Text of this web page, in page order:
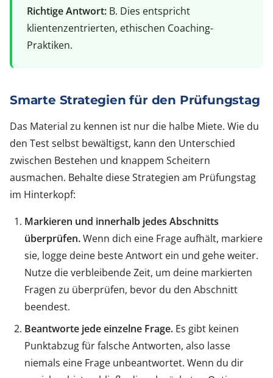
Richtige Antwort: B. Dies entspricht
klientenzentrierten, ethischen Coaching-
Praktiken.
Smarte Strategien für den Prüfungstag
Das Material zu kennen ist nur die halbe Miete. Wie du
den Test selbst bewältigst, kann den Unterschied
zwischen Bestehen und knappem Scheitern
ausmachen. Behalte diese Strategien am Prüfungstag
im Hinterkopf:
Markieren und innerhalb jedes Abschnitts
überprüfen.Wenn dich eine Frage aufhält, markiere
sie, logge deine beste Antwort ein und gehe weiter.
Nutze die verbleibende Zeit, um deine markierten
Fragen zu überprüfen, bevor du den Abschnitt
beendest.
Beantworte jede einzelne Frage. Es gibt keinen
Punktabzug für falsche Antworten, also lasse
niemals eine Frage unbeantwortet. Wenn du dir